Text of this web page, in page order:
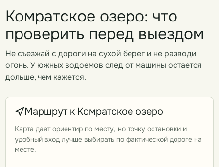
Комратское озеро: что
проверить перед выездом
Не съезжай с дороги на сухой берег и не разводи
огонь. У южных водоемов след от машины остается
дольше, чем кажется.
Маршрут к Комратское озеро
Карта дает ориентир по месту, но точку остановки и
удобный вход лучше выбирать по фактической дороге на
месте.